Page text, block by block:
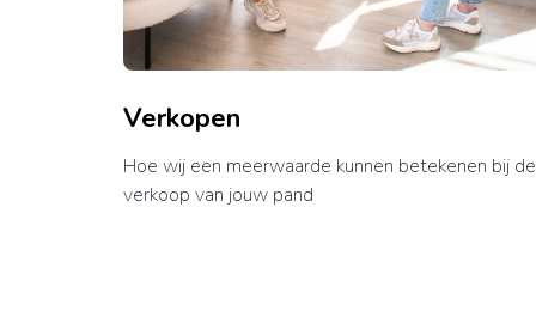
Verkopen
Hoe wij een meerwaarde kunnen betekenen bij de
verkoop van jouw pand